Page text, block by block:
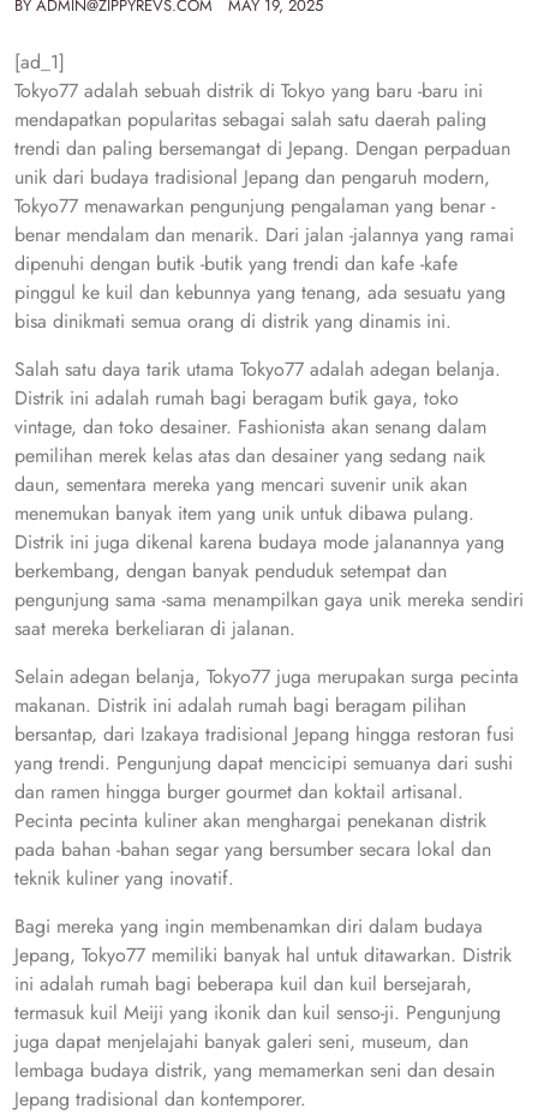
BY ADMIN@ZIPPYREVS.COM MAY 19, 2025
[ad_1]
Tokyo77 adalah sebuah distrik di Tokyo yang baru -baru ini
mendapatkan popularitas sebagai salah satu daerah paling
trendi dan paling bersemangat di Jepang. Dengan perpaduan
unik dari budaya tradisional Jepang dan pengaruh modern,
Tokyo77 menawarkan pengunjung pengalaman yang benar -
benar mendalam dan menarik. Dari jalan -jalannya yang ramai
dipenuhi dengan butik -butik yang trendi dan kafe -kafe
pinggul ke kuil dan kebunnya yang tenang, ada sesuatu yang
bisa dinikmati semua orang di distrik yang dinamis ini.
Salah satu daya tarik utama Tokyo77 adalah adegan belanja.
Distrik ini adalah rumah bagi beragam butik gaya, toko
vintage, dan toko desainer. Fashionista akan senang dalam
pemilihan merek kelas atas dan desainer yang sedang naik
daun, sementara mereka yang mencari suvenir unik akan
menemukan banyak item yang unik untuk dibawa pulang.
Distrik ini juga dikenal karena budaya mode jalanannya yang
berkembang, dengan banyak penduduk setempat dan
pengunjung sama -sama menampilkan gaya unik mereka sendiri
saat mereka berkeliaran di jalanan.
Selain adegan belanja, Tokyo77 juga merupakan surga pecinta
makanan. Distrik ini adalah rumah bagi beragam pilihan
bersantap, dari Izakaya tradisional Jepang hingga restoran fusi
yang trendi. Pengunjung dapat mencicipi semuanya dari sushi
dan ramen hingga burger gourmet dan koktail artisanal.
Pecinta pecinta kuliner akan menghargai penekanan distrik
pada bahan -bahan segar yang bersumber secara lokal dan
teknik kuliner yang inovatif.
Bagi mereka yang ingin membenamkan diri dalam budaya
Jepang, Tokyo77 memiliki banyak hal untuk ditawarkan. Distrik
ini adalah rumah bagi beberapa kuil dan kuil bersejarah,
termasuk kuil Meiji yang ikonik dan kuil senso-ji. Pengunjung
juga dapat menjelajahi banyak galeri seni, museum, dan
lembaga budaya distrik, yang memamerkan seni dan desain
Jepang tradisional dan kontemporer.